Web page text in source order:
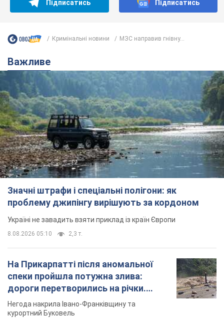
Підписатись Підписатись
Кримінальні новини МЗС направив гнівну...
Важливе
Значні штрафи і спеціальні полігони: як
проблему джипінгу вирішують за кордоном
Україні не завадить взяти приклад із країн Європи
8.08.2026 05:10 2,3 т.
На Прикарпатті після аномальної
спеки пройшла потужна злива:
дороги перетворились на річки.
Відео
Негода накрила Івано-Франківщину та
курортний Буковель